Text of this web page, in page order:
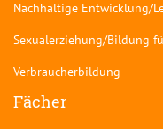
Nachhaltige Entwicklung/
Sexualerziehung/Bildung
Verbraucherbildung
Fächer